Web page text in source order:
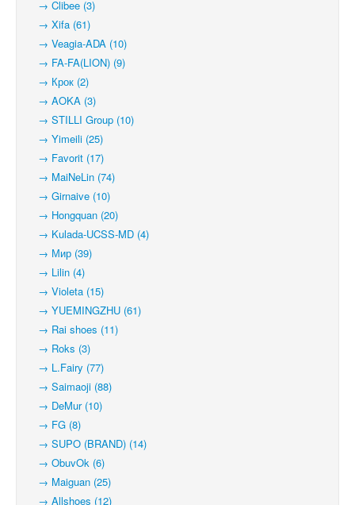
→ Clibee (3)
→ Xifa (61)
→ Veagia-ADA (10)
→ FA-FA(LION) (9)
→ Крок (2)
→ AOKA (3)
→ STILLI Group (10)
→ Yimeili (25)
→ Favorit (17)
→ MaiNeLin (74)
→ Girnaive (10)
→ Hongquan (20)
→ Kulada-UCSS-MD (4)
→ Мир (39)
→ Lilin (4)
→ Violeta (15)
→ YUEMINGZHU (61)
→ Rai shoes (11)
→ Roks (3)
→ L.Fairy (77)
→ Saimaoji (88)
→ DeMur (10)
→ FG (8)
→ SUPO (BRAND) (14)
→ ObuvOk (6)
→ Maiguan (25)
→ Allshoes (12)